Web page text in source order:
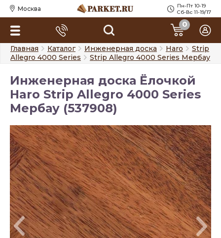
Москва
Пн-Пт 10-19
Сб-Вс 11-19/17
0
Главная Каталог Инженерная доска Haro
Strip
Allegro 4000 Series
Strip Allegro 4000 Series Мербау
Инженерная доска Ёлочкой
Haro Strip Allegro 4000 Series
Мербау (537908)